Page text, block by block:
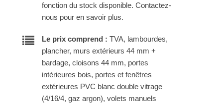
fonction du stock disponible. Contactez-
nous pour en savoir plus.
Le prix comprend : TVA, lambourdes,
plancher, murs extérieurs 44 mm +
bardage, cloisons 44 mm, portes
intérieures bois, portes et fenêtres
extérieures PVC blanc double vitrage
(4/16/4, gaz argon), volets manuels